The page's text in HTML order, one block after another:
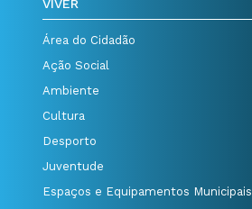
VIVER
Área do Cidadão
Ação Social
Ambiente
Cultura
Desporto
Juventude
Espaços e Equipamentos Municipais